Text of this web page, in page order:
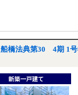
船橋法典第30 4期 1号
新築一戸建て